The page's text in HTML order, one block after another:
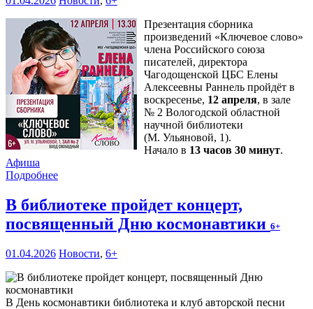
Презентация сборника
произведений «Ключевое слово»
члена Российского союза
писателей, директора
Чагодощенской ЦБС Елены
Алексеевны Раннель пройдёт в
воскресенье, 12 апреля, в зале
№ 2 Вологодской областной
научной библиотеки
(М. Ульяновой, 1).
Начало в 13 часов 30 минут.
Афиша
Подробнее
В библиотеке пройдет концерт,
посвященный Дню космонавтики 6+
01.04.2026 Новости, 6+
В День космонавтики библиотека и клуб авторской песни